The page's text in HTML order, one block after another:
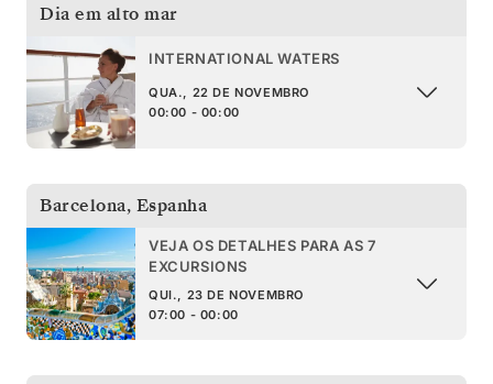
Dia em alto mar
INTERNATIONAL WATERS
QUA., 22 DE NOVEMBRO
00:00 - 00:00
Barcelona, Espanha
VEJA OS DETALHES PARA AS 7
EXCURSIONS
QUI., 23 DE NOVEMBRO
07:00 - 00:00